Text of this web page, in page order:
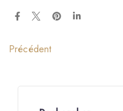
Précédent